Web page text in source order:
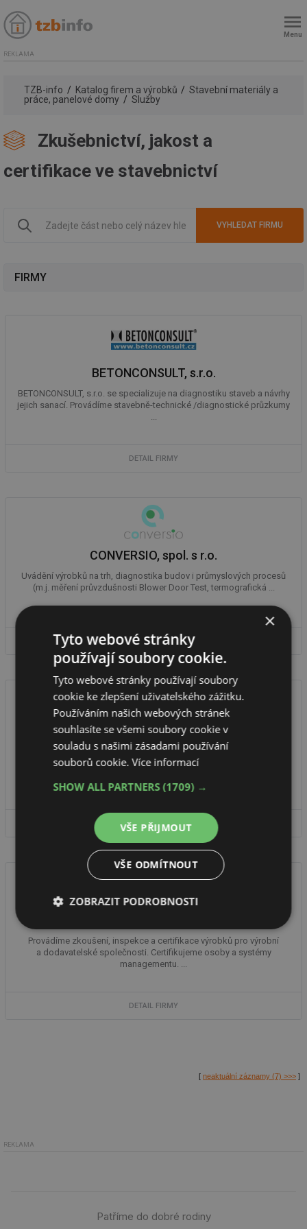
Menu
REKLAMA
TZB-info Katalog firem a výrobků
Stavební materiály a
práce, panelové domy
Služby
Zkušebnictví, jakost a
certifikace ve stavebnictví
FIRMY
BETONCONSULT, s.r.o.
BETONCONSULT, s.r.o. se specializuje na diagnostiku staveb a návrhy
jejich sanací. Provádíme stavebně-technické /diagnostické průzkumy
DETAIL FIRMY
CONVERSIO, spol. s r.o.
Uvádění výrobků na trh, diagnostika budov i průmyslových procesů
(m.j. měření průvzdušnosti Blower Door Test, termografická ...
DETAIL FIRMY
Ochrana-dreva.cz
Zachráníme Vám vaše střechy a dřevostavby. Ušetříme statisíce za
dřevokazné ...
DETAIL FIRMY
Provádíme zkoušení, inspekce a certifikace výrobků pro výrobní
a dodavatelské společnosti. Certifikujeme osoby a systémy
managementu. ...
DETAIL FIRMY
[ neaktuální záznamy (7) >>> ]
REKLAMA
Patříme do dobré rodiny
×
Tyto webové stránky
používají soubory cookie.
Tyto webové stránky používají soubory
cookie ke zlepšení uživatelského zážitku.
Používáním našich webových stránek
souhlasíte se všemi soubory cookie v
souladu s našimi zásadami používání
souborů cookie.Více informací
SHOW ALL PARTNERS(1709) →
VŠE PŘIJMOUT
VŠE ODMÍTNOUT
ZOBRAZIT PODROBNOSTI
Nezbytně
nutné
soubory
Výkonové
soubory
Soubory
cílení
Funkční soubory
Nezařazené
nezbytně nutných souborů cookie správně používat.